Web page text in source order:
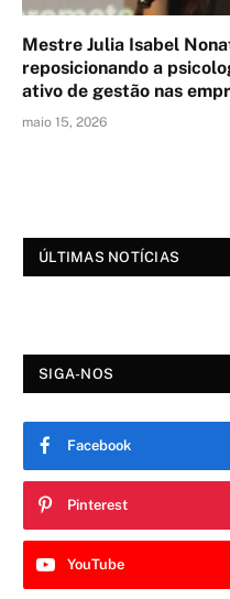
Mestre Julia Isabel
reposicionando a
ativo de gestão nas
maio 15, 2026
ÚLTIMAS NOTÍCIAS
SIGA-NOS
Facebook
Pinterest
YouTube